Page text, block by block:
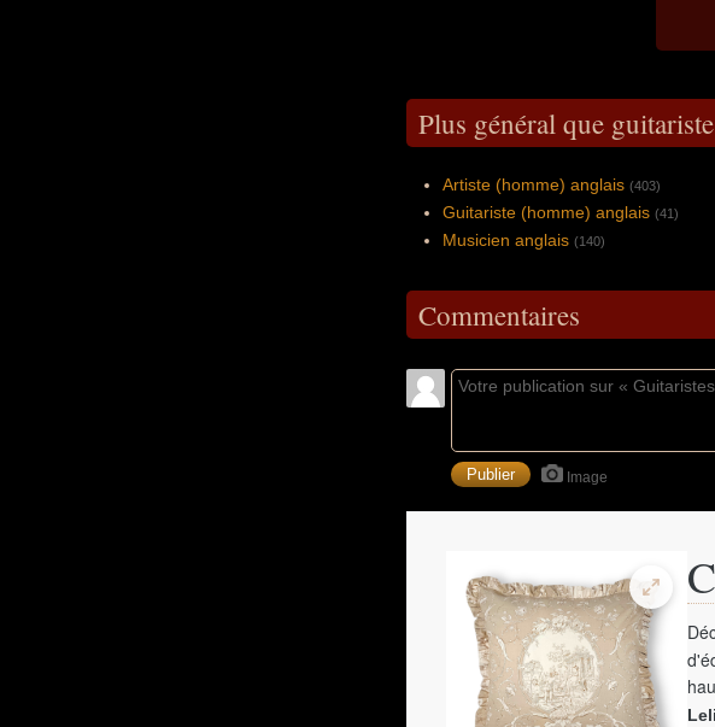
Plus général que
Artiste (homme) anglais (403)
Guitariste (homme) anglais (41)
Musicien anglais (140)
Commentaires
Image